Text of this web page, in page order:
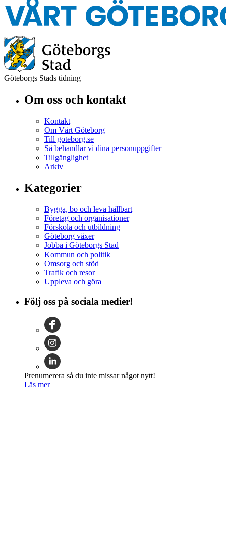
Göteborgs Stads tidning
Om oss och kontakt
Kontakt
Om Vårt Göteborg
Till goteborg.se
Så behandlar vi dina personuppgifter
Tillgänglighet
Arkiv
Kategorier
Bygga, bo och leva hållbart
Företag och organisationer
Förskola och utbildning
Göteborg växer
Jobba i Göteborgs Stad
Kommun och politik
Omsorg och stöd
Trafik och resor
Uppleva och göra
Följ oss på sociala medier!
Prenumerera så du inte missar något nytt!
Läs mer